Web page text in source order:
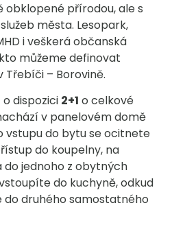
obklopené přírodou, ale s
města. Lesopark,
i veškerá občanská
můžeme definovat
– Borovině.
dispozici 2+1 o celkové
v panelovém domě
vstupu do bytu se ocitnete
do koupelny, na
jednoho z obytných
do kuchyně, odkud
druhého samostatného